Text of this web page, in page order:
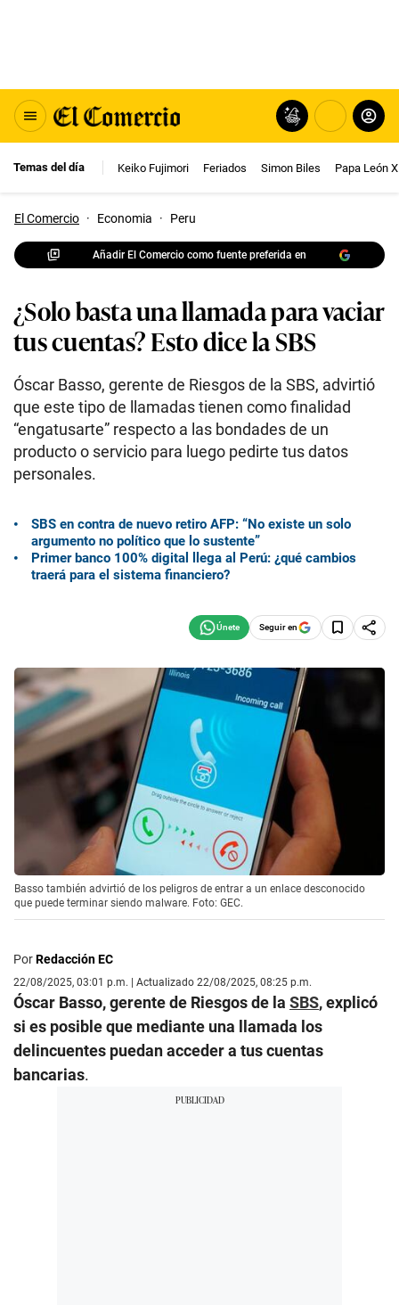
Temas del día Keiko Fujimori Feriados Simon Biles Papa León
El Comercio · Economia · Peru
Añadir El Comercio como fuente preferida en
¿Solo basta una llamada para vaciar
tus cuentas? Esto dice la SBS
Óscar Basso, gerente de Riesgos de la SBS, advirtió
que este tipo de llamadas tienen como finalidad
“engatusarte” respecto a las bondades de un
producto o servicio para luego pedirte tus datos
personales.
SBS en contra de nuevo retiro AFP: “No existe un solo
argumento no político que lo sustente”
Primer banco 100% digital llega al Perú: ¿qué cambios
traerá para el sistema financiero?
Seguir en
Basso también advirtió de los peligros de entrar a un enlace desconocido
que puede terminar siendo malware. Foto: GEC.
PorRedacción EC
22/08/2025, 03:01 p.m. | Actualizado 22/08/2025, 08:25 p.m.
Óscar Basso, gerente de Riesgos de la SBS, explicó
si es posible que mediante una llamada los
delincuentes puedan acceder a tus cuentas
bancarias.